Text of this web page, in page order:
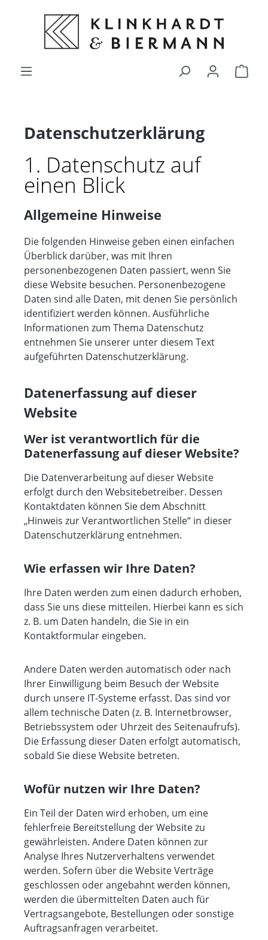
springen
Datenschutz­erklärung
1. Datenschutz auf
einen Blick
Allgemeine Hinweise
Die folgenden Hinweise geben einen einfachen
Überblick darüber, was mit Ihren
personenbezogenen Daten passiert, wenn Sie
diese Website besuchen. Personenbezogene
Daten sind alle Daten, mit denen Sie persönlich
identifiziert werden können. Ausführliche
Informationen zum Thema Datenschutz
entnehmen Sie unserer unter diesem Text
aufgeführten Datenschutzerklärung.
Datenerfassung auf dieser
Website
Wer ist verantwortlich für die
Datenerfassung auf dieser Website?
Die Datenverarbeitung auf dieser Website
erfolgt durch den Websitebetreiber. Dessen
Kontaktdaten können Sie dem Abschnitt
„Hinweis zur Verantwortlichen Stelle“ in dieser
Datenschutzerklärung entnehmen.
Wie erfassen wir Ihre Daten?
Ihre Daten werden zum einen dadurch erhoben,
dass Sie uns diese mitteilen. Hierbei kann es sich
z. B. um Daten handeln, die Sie in ein
Kontaktformular eingeben.
Andere Daten werden automatisch oder nach
Ihrer Einwilligung beim Besuch der Website
durch unsere IT-Systeme erfasst. Das sind vor
allem technische Daten (z. B. Internetbrowser,
Betriebssystem oder Uhrzeit des Seitenaufrufs).
Die Erfassung dieser Daten erfolgt automatisch,
sobald Sie diese Website betreten.
Wofür nutzen wir Ihre Daten?
Ein Teil der Daten wird erhoben, um eine
fehlerfreie Bereitstellung der Website zu
gewährleisten. Andere Daten können zur
Analyse Ihres Nutzerverhaltens verwendet
werden. Sofern über die Website Verträge
geschlossen oder angebahnt werden können,
werden die übermittelten Daten auch für
Vertragsangebote, Bestellungen oder sonstige
Auftragsanfragen verarbeitet.